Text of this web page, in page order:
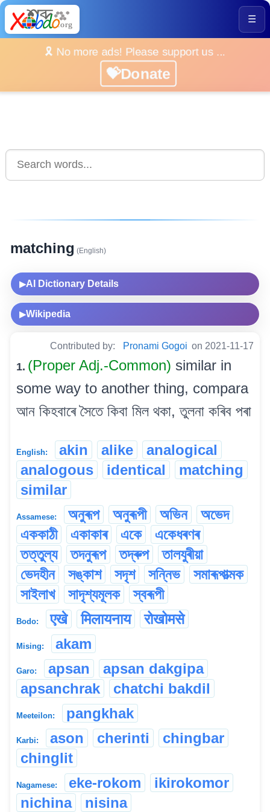
☰
🎗️ No more ads! Please support us ...
💝Donate
matching (English)
▶AI Dictionary Details
▶Wikipedia
Contributed by: Pronami Gogoi on 2021-11-17
1. (Proper Adj.-Common) similar in
some way to another thing, compara
আন কিহবাৰে সৈতে কিবা মিল থকা, তুলনা কৰিব পৰা
English: akin alike
analogical
analogous
identical
matching
similar
Assamese: অনুৰূপ অনুৰূপী অভিন
অভেদ
এককাঠী
একাকাৰ একে
একেধৰণৰ
তত্তুল্য
তদনুৰূপ তদ্ৰুপ
তালযুৰীয়া
ভেদহীন
সঙ্কাশ সদৃশ সন্নিভ
সমাৰূপাত্মক
সাইলাখ
সাদৃশ্যমূলক স্বৰূপী
Bodo: एखे मिलायनाय रोखोमसे
Mising: akam
Garo: apsan
apsan dakgipa
apsanchrak
chatchi bakdil
Meeteilon: pangkhak
Karbi: ason cherinti
chingbar
chinglit
Nagamese: eke-rokom
ikirokomor
nichina
nisina